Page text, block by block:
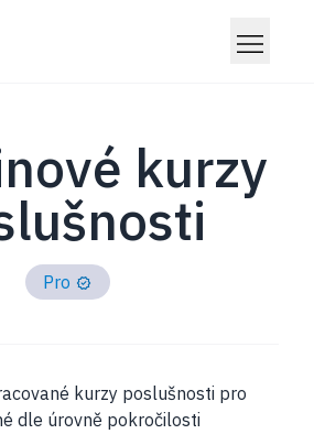
kurzy
Pro
kurzy poslušnosti pro
dle úrovně pokročilosti